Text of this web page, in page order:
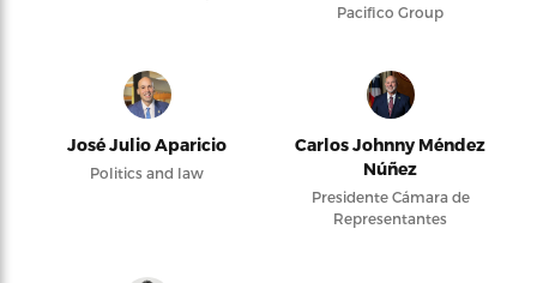
Pacifico Group
José Julio Aparicio
Politics and law
Carlos Johnny Méndez
Núñez
Presidente Cámara de
Representantes